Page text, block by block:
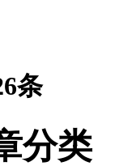
条
分类